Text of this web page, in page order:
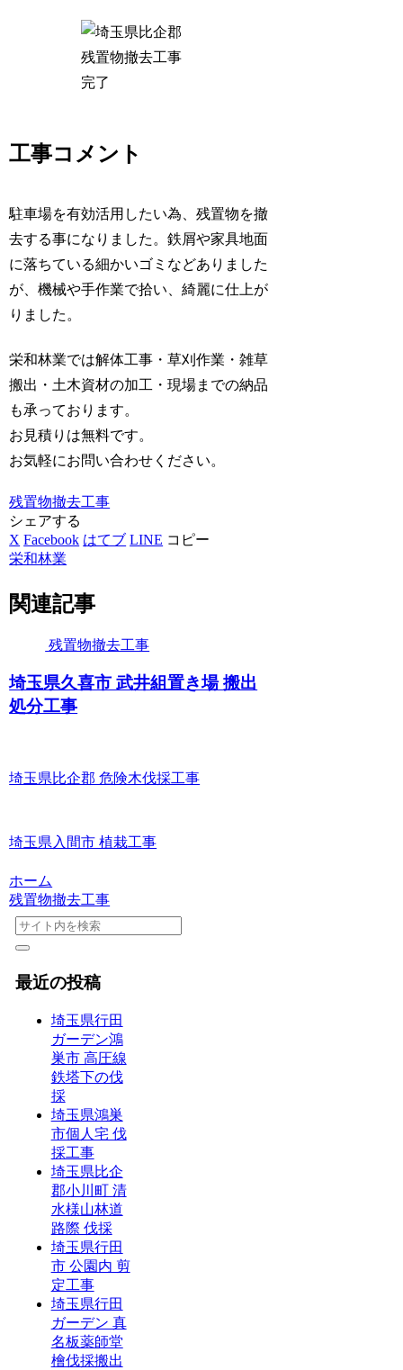
工事コメント
駐車場を有効活用したい為、残置物を撤
去する事になりました。鉄屑や家具地面
に落ちている細かいゴミなどありました
が、機械や手作業で拾い、綺麗に仕上が
りました。
栄和林業では解体工事・草刈作業・雑草
搬出・土木資材の加工・現場までの納品
も承っております。
お見積りは無料です。
お気軽にお問い合わせください。
残置物撤去工事
シェアする
X Facebook はてブ LINE コピー
栄和林業
関連記事
残置物撤去工事
埼玉県久喜市 武井組置き場 搬出
処分工事
埼玉県比企郡 危険木伐採工事
埼玉県入間市 植栽工事
ホーム
残置物撤去工事
最近の投稿
埼玉県行田
ガーデン鴻
巣市 高圧線
鉄塔下の伐
採
埼玉県鴻巣
市個人宅 伐
採工事
埼玉県比企
郡小川町 清
水様山林道
路際 伐採
埼玉県行田
市 公園内 剪
定工事
埼玉県行田
ガーデン 真
名板薬師堂
檜伐採搬出